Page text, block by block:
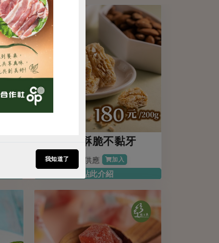
口感酥脆不黏牙
季節供應 加入
點此介紹
買
我知道了